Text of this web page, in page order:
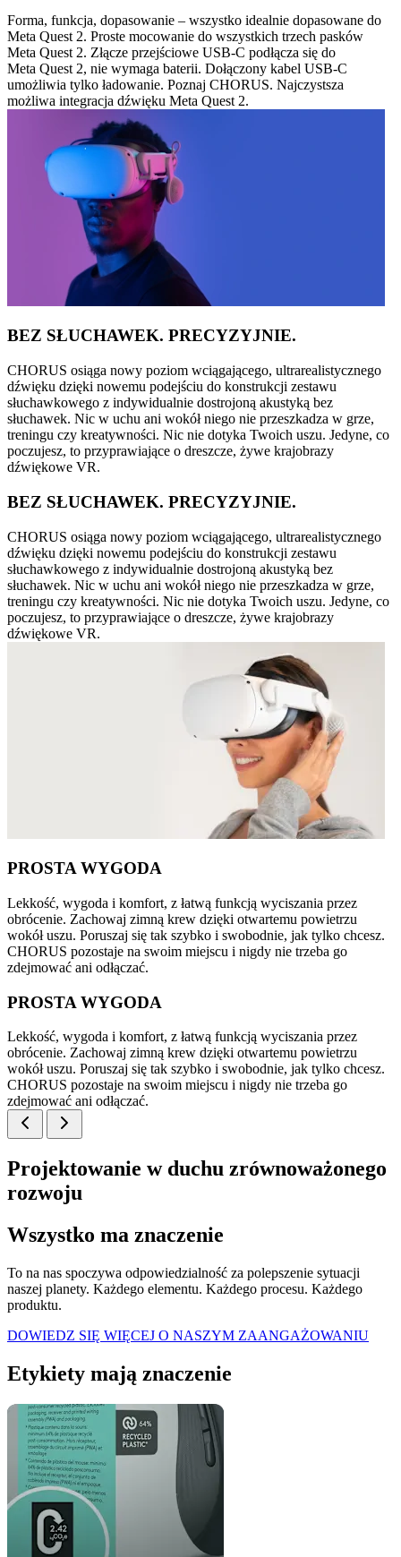
Forma, funkcja, dopasowanie – wszystko idealnie dopasowane do
Meta Quest 2. Proste mocowanie do wszystkich trzech pasków
Meta Quest 2. Złącze przejściowe USB-C podłącza się do
Meta Quest 2, nie wymaga baterii. Dołączony kabel USB-C
umożliwia tylko ładowanie. Poznaj CHORUS. Najczystsza
możliwa integracja dźwięku Meta Quest 2.
BEZ SŁUCHAWEK. PRECYZYJNIE.
CHORUS osiąga nowy poziom wciągającego, ultrarealistycznego
dźwięku dzięki nowemu podejściu do konstrukcji zestawu
słuchawkowego z indywidualnie dostrojoną akustyką bez
słuchawek. Nic w uchu ani wokół niego nie przeszkadza w grze,
treningu czy kreatywności. Nic nie dotyka Twoich uszu. Jedyne, co
poczujesz, to przyprawiające o dreszcze, żywe krajobrazy
dźwiękowe VR.
BEZ SŁUCHAWEK. PRECYZYJNIE.
CHORUS osiąga nowy poziom wciągającego, ultrarealistycznego
dźwięku dzięki nowemu podejściu do konstrukcji zestawu
słuchawkowego z indywidualnie dostrojoną akustyką bez
słuchawek. Nic w uchu ani wokół niego nie przeszkadza w grze,
treningu czy kreatywności. Nic nie dotyka Twoich uszu. Jedyne, co
poczujesz, to przyprawiające o dreszcze, żywe krajobrazy
dźwiękowe VR.
PROSTA WYGODA
Lekkość, wygoda i komfort, z łatwą funkcją wyciszania przez
obrócenie. Zachowaj zimną krew dzięki otwartemu powietrzu
wokół uszu. Poruszaj się tak szybko i swobodnie, jak tylko chcesz.
CHORUS pozostaje na swoim miejscu i nigdy nie trzeba go
zdejmować ani odłączać.
PROSTA WYGODA
Lekkość, wygoda i komfort, z łatwą funkcją wyciszania przez
obrócenie. Zachowaj zimną krew dzięki otwartemu powietrzu
wokół uszu. Poruszaj się tak szybko i swobodnie, jak tylko chcesz.
CHORUS pozostaje na swoim miejscu i nigdy nie trzeba go
zdejmować ani odłączać.
Projektowanie w duchu zrównoważonego
rozwoju
Wszystko ma znaczenie
To na nas spoczywa odpowiedzialność za polepszenie sytuacji
naszej planety. Każdego elementu. Każdego procesu. Każdego
produktu.
DOWIEDZ SIĘ WIĘCEJ O NASZYM ZAANGAŻOWANIU
Etykiety mają znaczenie